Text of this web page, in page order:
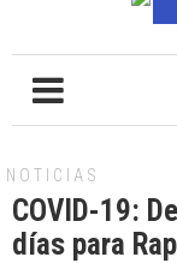
NOTICIAS
COVID-19:
días para